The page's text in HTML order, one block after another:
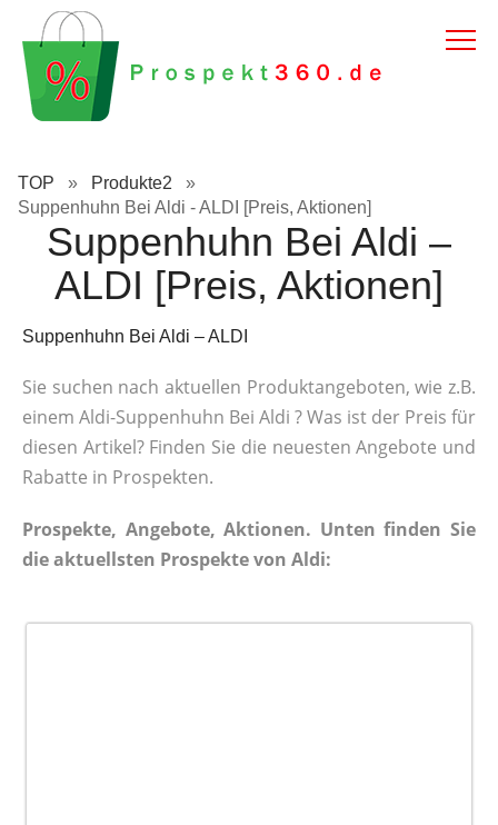
TOP » Produkte2
»
Suppenhuhn Bei Aldi - ALDI [Preis, Aktionen]
Suppenhuhn Bei Aldi –
ALDI [Preis, Aktionen]
Suppenhuhn Bei Aldi – ALDI
Sie suchen nach aktuellen Produktangeboten, wie z.B.
einem Aldi-Suppenhuhn Bei Aldi ? Was ist der Preis für
diesen Artikel? Finden Sie die neuesten Angebote und
Rabatte in Prospekten.
Prospekte, Angebote, Aktionen. Unten finden Sie
die aktuellsten Prospekte von Aldi: